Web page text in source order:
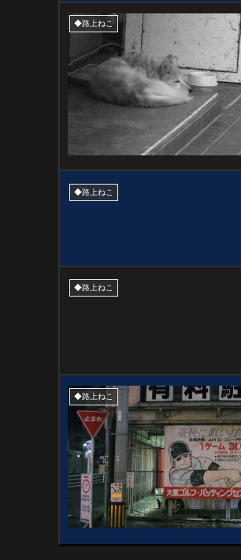
◆路上ねこ
◆路上ねこ
◆路上ねこ
◆路上ねこ